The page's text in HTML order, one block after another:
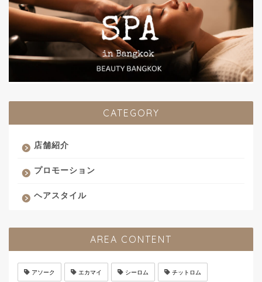
CATEGORY
店舗紹介
プロモーション
ヘアスタイル
AREA CONTENT
アソーク エカマイ シーロム チットロム